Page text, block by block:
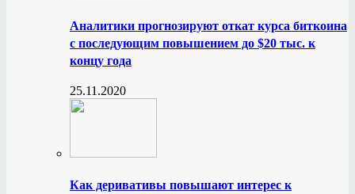
Аналитики прогнозируют откат курса биткоина
с последующим повышением до $20 тыс. к
концу года
25.11.2020
Как деривативы повышают интерес к